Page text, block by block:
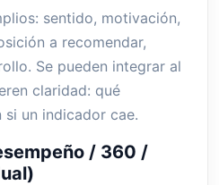
sentido, motivación,
a recomendar,
Se pueden integrar al
claridad: qué
si un indicador cae.
/ 360 /